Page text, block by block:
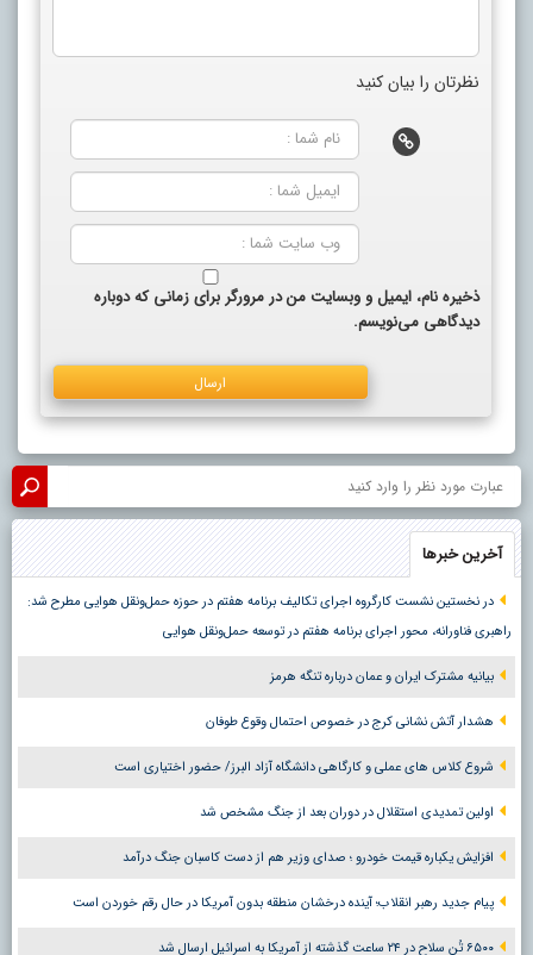
نظرتان را بیان کنید
ذخیره نام، ایمیل و وبسایت من در مرورگر برای زمانی که دوباره
دیدگاهی می‌نویسم.
آخرین خبرها
در نخستین نشست کارگروه اجرای تکالیف برنامه هفتم در حوزه حمل‌ونقل هوایی مطرح شد:
راهبری فناورانه، محور اجرای برنامه هفتم در توسعه حمل‌ونقل هوایی
بیانیه مشترک ایران و عمان درباره تنگه هرمز
هشدار آتش نشانی کرج در خصوص احتمال وقوع طوفان
شروع کلاس های عملی و کارگاهی دانشگاه آزاد البرز/ حضور اختیاری است
اولین تمدیدی استقلال در دوران بعد از جنگ مشخص شد
افزایش یکباره قیمت خودرو ؛ صدای وزیر هم از دست کاسبان جنگ درآمد
پیام جدید رهبر انقلاب؛ آینده درخشان منطقه بدون آمریکا در حال رقم خوردن است
۶۵۰۰ تُن سلاح در ۲۴ ساعت گذشته از آمریکا به اسرائیل ارسال شد